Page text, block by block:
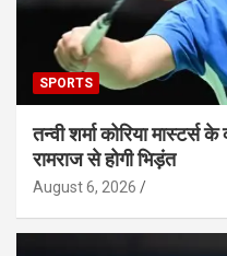
SPORTS
तन्वी शर्मा कोरिया मास्टर्स
रामराज से होगी भिड़ंत
August 6, 2026